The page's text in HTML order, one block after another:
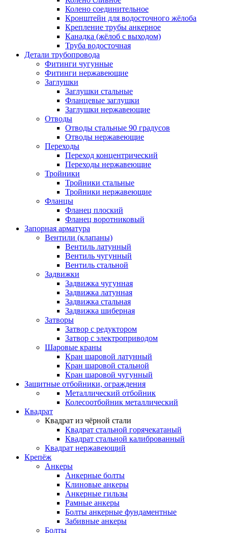
Колено соединительное
Кронштейн для водосточного жёлоба
Крепление трубы анкерное
Канадка (жёлоб с выходом)
Труба водосточная
Детали трубопровода
Фитинги чугунные
Фитинги нержавеющие
Заглушки
Заглушки стальные
Фланцевые заглушки
Заглушки нержавеющие
Отводы
Отводы стальные 90 градусов
Отводы нержавеющие
Переходы
Переход концентрический
Переходы нержавеющие
Тройники
Тройники стальные
Тройники нержавеющие
Фланцы
Фланец плоский
Фланец воротниковый
Запорная арматура
Вентили (клапаны)
Вентиль латунный
Вентиль чугунный
Вентиль стальной
Задвижки
Задвижка чугунная
Задвижка латунная
Задвижка стальная
Задвижка шиберная
Затворы
Затвор с редуктором
Затвор с электроприводом
Шаровые краны
Кран шаровой латунный
Кран шаровой стальной
Кран шаровой чугунный
Защитные отбойники, ограждения
Металлический отбойник
Колесоотбойник металлический
Квадрат
Квадрат из чёрной стали
Квадрат стальной горячекатаный
Квадрат стальной калиброванный
Квадрат нержавеющий
Крепёж
Анкеры
Анкерные болты
Клиновые анкеры
Анкерные гильзы
Рамные анкеры
Болты анкерные фундаментные
Забивные анкеры
Болты